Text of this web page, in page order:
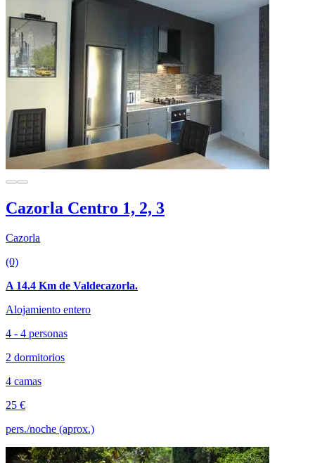
Cazorla Centro 1, 2, 3
Cazorla
(0)
A 14.4 Km de Valdecazorla.
Alojamiento entero
4 - 4 personas
2 dormitorios
4 camas
25 €
pers./noche (aprox.)